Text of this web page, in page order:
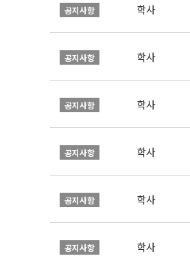
공지사항 학사
공지사항 학사
공지사항 학사
공지사항 학사
공지사항 학사
공지사항 학사